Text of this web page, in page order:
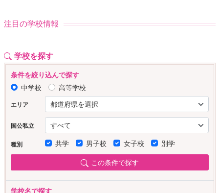
注目の学校情報
学校を探す
条件を絞り込んで探す
中学校
高等学校
エリア
国公私立
種別 共学 男子校 女子校 別学
この条件で探す
学校名で探す